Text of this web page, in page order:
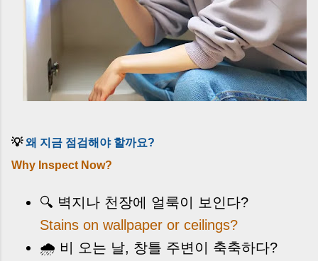
💡왜 지금 점검해야 할까요?
Why Inspect Now?
🔍 벽지나 천장에 얼룩이 보인다?
Stains on wallpaper or ceilings?
🌧 비 오는 날, 창틀 주변이 축축하다?